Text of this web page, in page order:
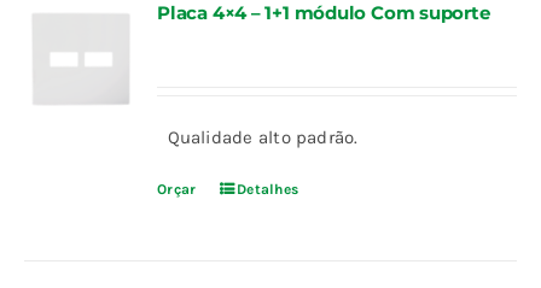
Placa 4×4 – 1+1 módulo Com suporte
Qualidade alto padrão.
Orçar Detalhes